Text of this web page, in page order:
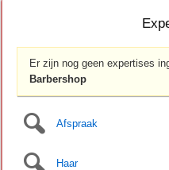
Er zijn nog geen expertises
Barbershop
Afspraak
Haar